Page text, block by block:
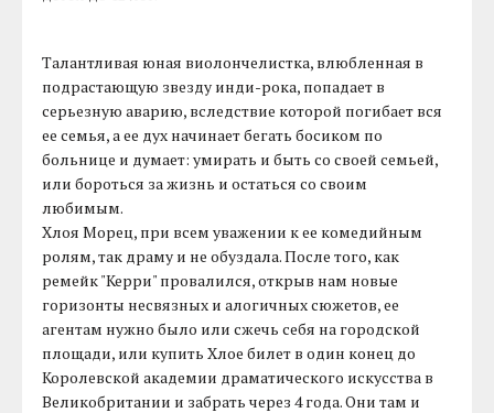
Талантливая юная виолончелистка, влюбленная в
подрастающую звезду инди-рока, попадает в
серьезную аварию, вследствие которой погибает вся
ее семья, а ее дух начинает бегать босиком по
больнице и думает: умирать и быть со своей семьей,
или бороться за жизнь и остаться со своим
любимым.
Хлоя Морец, при всем уважении к ее комедийным
ролям, так драму и не обуздала. После того, как
ремейк "Керри" провалился, открыв нам новые
горизонты несвязных и алогичных сюжетов, ее
агентам нужно было или сжечь себя на городской
площади, или купить Хлое билет в один конец до
Королевской академии драматического искусства в
Великобритании и забрать через 4 года. Они там и